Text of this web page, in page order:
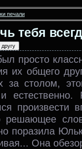
печали
тебя
просто
их общего
за столом,
и
произвести
решающее
поразила
Она